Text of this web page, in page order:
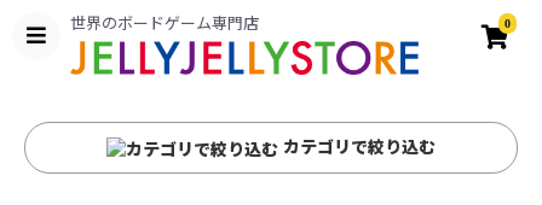
世界のボードゲーム専門店 0
カテゴリで絞り込む